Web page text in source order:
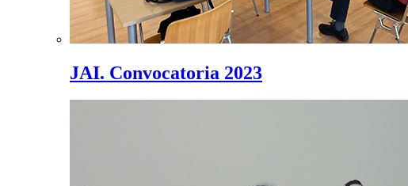
JAI. Convocatoria 2023